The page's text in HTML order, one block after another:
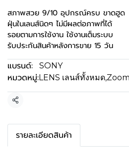
สภาพสวย 9/10 อุปกรณ์ครบ ขาดฮูด
ฝุ่นในเลนส์นิดๆ ไม่มีผลต่อภาพที่ได้
รอยตามการใช้งาน ใช้งานเต็มระบบ
รับประกันสินค้าหลังการขาย 15 วัน
แบรนด์: SONY
หมวดหมู่:LENS เลนส์ทั้งหมด,
แชร์
รายละเอียดสินค้า